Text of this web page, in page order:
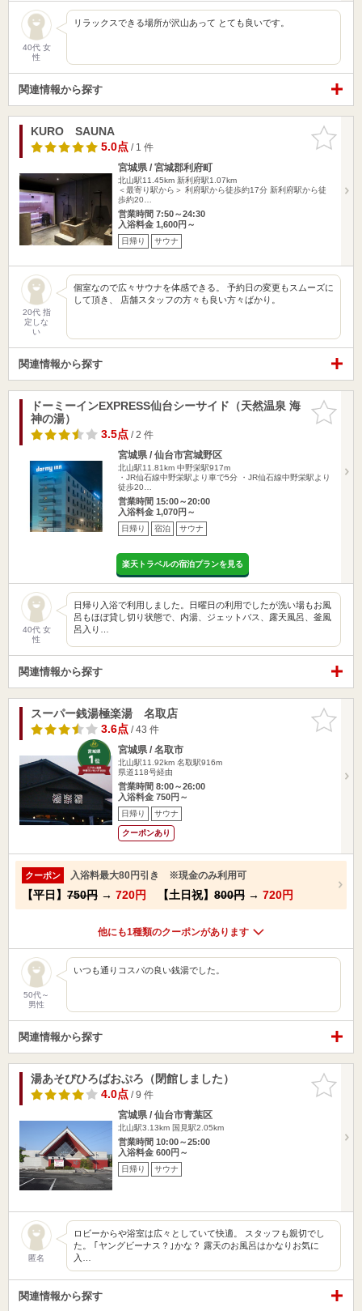
40代 女
性
リラックスできる場所が沢山あって とても良いです。
関連情報から探す
お気に入
りに追加
KURO SAUNA
5.0点/ 1 件
宮城県 / 宮城郡利府町
北山駅11.45km 新利府駅1.07km
＜最寄り駅から＞ 利府駅から徒歩約17分 新利府駅から徒
歩約20…
営業時間 7:50～24:30
入浴料金 1,600円～
日帰り サウナ
20代 指
定しな
い
個室なので広々サウナを体感できる。 予約日の変更もスムーズに
して頂き、 店舗スタッフの方々も良い方々ばかり。
関連情報から探す
お気に入
りに追加
ドーミーインEXPRESS仙台シーサイド（天然温泉 海
神の湯）
3.5点/ 2 件
宮城県 / 仙台市宮城野区
北山駅11.81km 中野栄駅917m
・JR仙石線中野栄駅より車で5分 ・JR仙石線中野栄駅より
徒歩20…
営業時間 15:00～20:00
入浴料金 1,070円～
日帰り 宿泊 サウナ
楽天トラベルの宿泊プランを見る
40代 女
性
日帰り入浴で利用しました。日曜日の利用でしたが洗い場もお風
呂もほぼ貸し切り状態で、内湯、ジェットバス、露天風呂、釜風
呂入り…
関連情報から探す
お気に入
りに追加
スーパー銭湯極楽湯 名取店
3.6点/ 43 件
宮城県 / 名取市
北山駅11.92km 名取駅916m
県道118号経由
営業時間 8:00～26:00
入浴料金 750円～
日帰り サウナ
クーポンあり
クーポン 入浴料最大80円引き ※現金のみ利用可
【平日】 750円 → 720円 【土日祝】 800円 → 720円
他にも1種類のクーポンがあります
50代～
男性
いつも通りコスパの良い銭湯でした。
関連情報から探す
お気に入
りに追加
湯あそびひろばおぷろ（閉館しました）
4.0点/ 9 件
宮城県 / 仙台市青葉区
北山駅3.13km 国見駅2.05km
営業時間 10:00～25:00
入浴料金 600円～
日帰り サウナ
匿名
ロビーからや浴室は広々としていて快適。 スタッフも親切でし
た。 ｢ヤングビーナス？｣かな？ 露天のお風呂はかなりお気に
入…
関連情報から探す